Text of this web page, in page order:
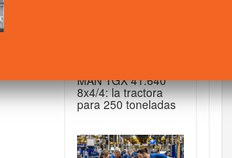
MAN TGX 41.640
8x4/4: la tractora
para 250 toneladas